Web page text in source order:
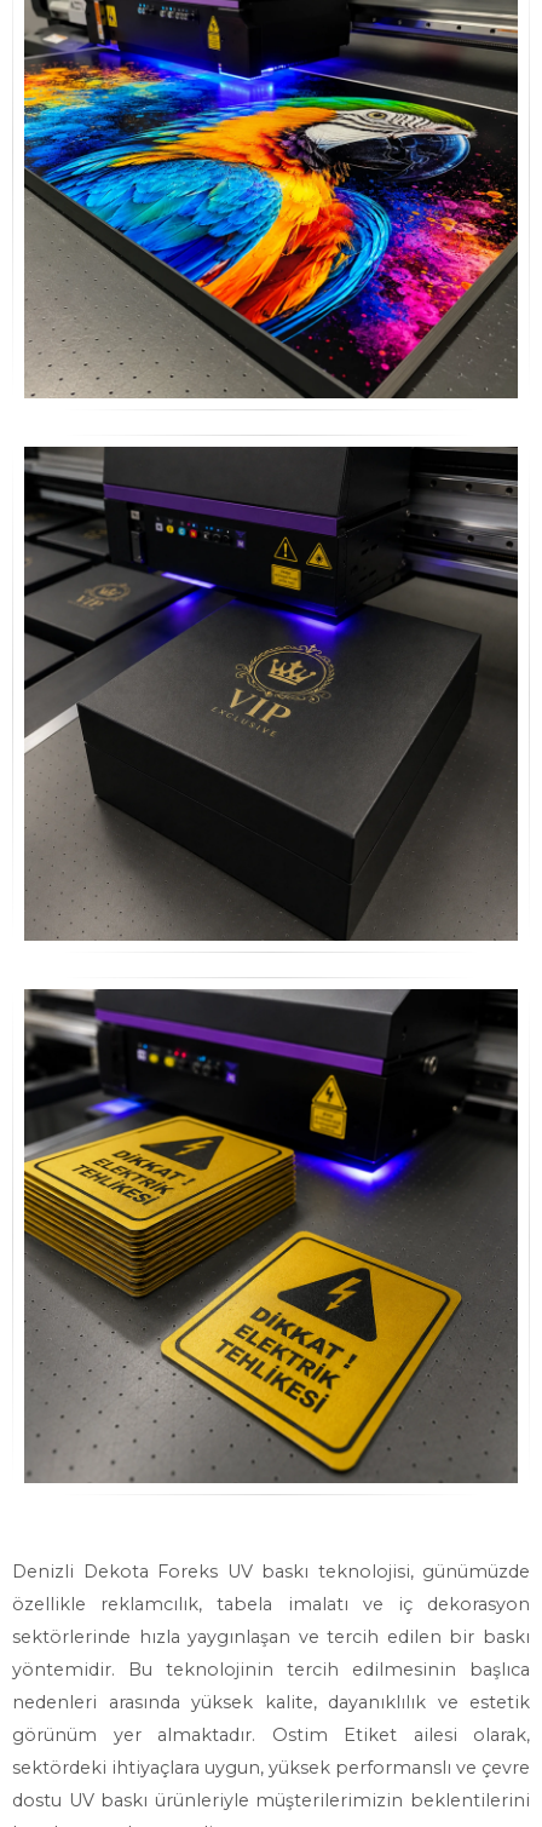
Denizli Dekota Foreks UV baskı teknolojisi, günümüzde
özellikle reklamcılık, tabela imalatı ve iç dekorasyon
sektörlerinde hızla yaygınlaşan ve tercih edilen bir baskı
yöntemidir. Bu teknolojinin tercih edilmesinin başlıca
nedenleri arasında yüksek kalite, dayanıklılık ve estetik
görünüm yer almaktadır. Ostim Etiket ailesi olarak,
sektördeki ihtiyaçlara uygun, yüksek performanslı ve çevre
dostu UV baskı ürünleriyle müşterilerimizin beklentilerini